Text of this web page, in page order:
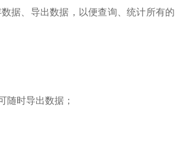
据、导出数据，以便查询、统计所有的
随时导出数据；